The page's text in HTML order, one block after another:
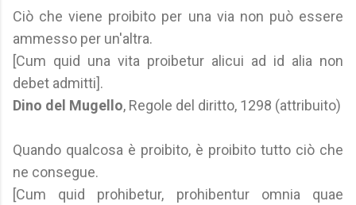
Ciò che viene proibito per una via non può essere
ammesso per un'altra.
[Cum quid una vita proibetur alicui ad id alia non
debet admitti].
Dino del Mugello, Regole del diritto, 1298 (attribuito)
Quando qualcosa è proibito, è proibito tutto ciò che
ne consegue.
[Cum quid prohibetur, prohibentur omnia quae